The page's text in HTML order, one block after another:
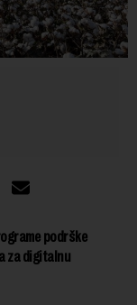
podrške
za digitalnu